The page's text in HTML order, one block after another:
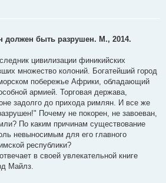
должен быть разрушен. М., 2014.
цивилизации финикийских
множество колоний. Богатейший город
побережье Африки, обладающий
армией. Торговая держава,
задолго до прихода римлян. И все же
Почему не покорен, не завоеван,
По каким причинам существование
невыносимым для его главного
республики?
в своей увлекательной книге
Майлз.